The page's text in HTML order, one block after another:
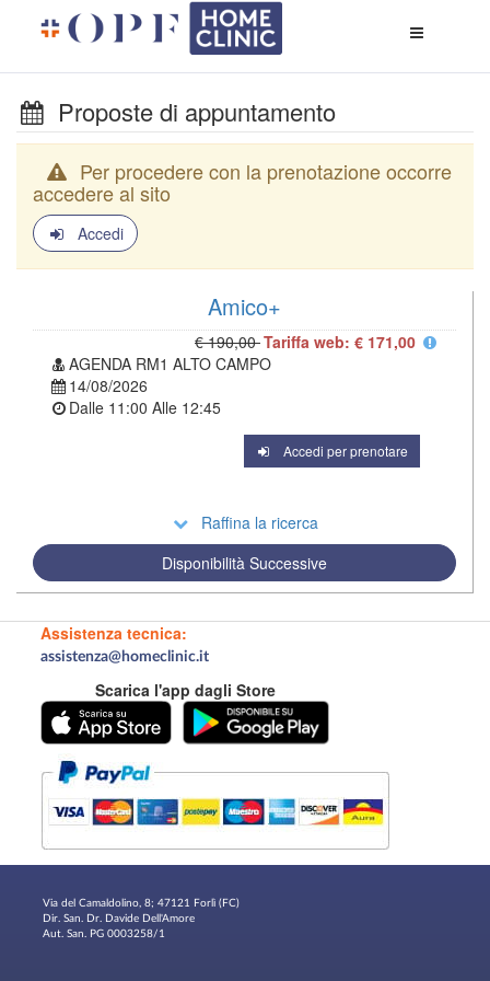
di
Proposte di appuntamento
Per procedere con la prenotazione occorre
accedere al sito
Accedi
Amico+
€ 190,00Tariffa web: € 171,00
AGENDA RM1 ALTO CAMPO
14/08/2026
Dalle 11:00 Alle 12:45
Accedi per prenotare
Raffina la ricerca
Disponibilità Successive
Assistenza tecnica:
assistenza@homeclinic.it
Scarica l'app dagli Store
Via del Camaldolino, 8; 47121 Forlì (FC)
Dir. San. Dr. Davide Dell'Amore
Aut. San. PG 0003258/1